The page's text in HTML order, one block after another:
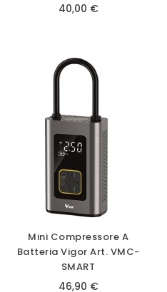
40,00 €
Mini Compressore A
Batteria Vigor Art. VMC-
SMART
46,90 €